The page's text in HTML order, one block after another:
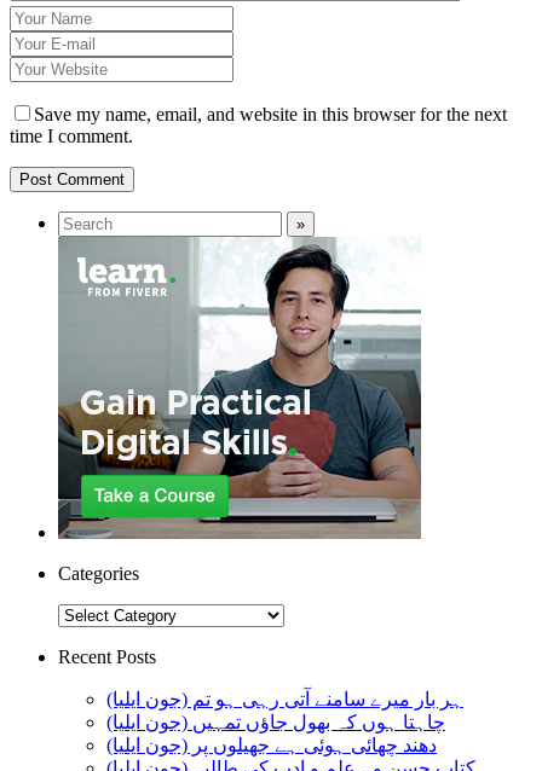
Save my name, email, and website in this browser for the next
time I comment.
Categories
Categories
Recent Posts
ہر بار میرے سامنے آتی رہی ہو تم (جون ایلیا)
چاہتا ہوں کہ بھول جاؤں تمہیں (جون ایلیا)
دھند چھائی ہوئی ہے جھیلوں پر (جون ایلیا)